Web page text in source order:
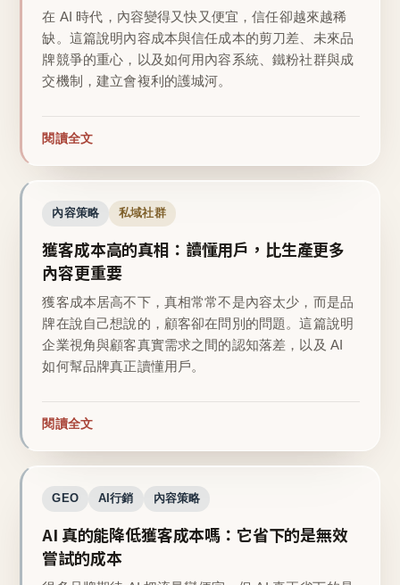
在 AI 時代，內容變得又快又便宜，信任卻越來越稀
缺。這篇說明內容成本與信任成本的剪刀差、未來品
牌競爭的重心，以及如何用內容系統、鐵粉社群與成
交機制，建立會複利的護城河。
閱讀全文
內容策略 私域社群
獲客成本高的真相：讀懂用戶，比生產更多
內容更重要
獲客成本居高不下，真相常常不是內容太少，而是品
牌在說自己想說的，顧客卻在問別的問題。這篇說明
企業視角與顧客真實需求之間的認知落差，以及 AI
如何幫品牌真正讀懂用戶。
閱讀全文
GEO AI行銷 內容策略
AI 真的能降低獲客成本嗎：它省下的是無效
嘗試的成本